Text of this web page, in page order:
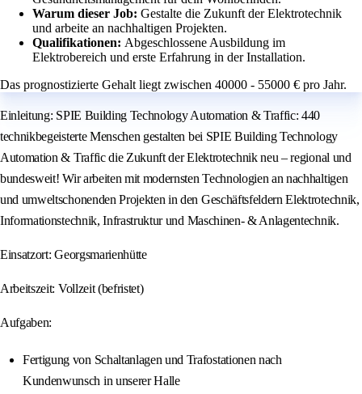
Warum dieser Job: Gestalte die Zukunft der Elektrotechnik
und arbeite an nachhaltigen Projekten.
Qualifikationen: Abgeschlossene Ausbildung im
Elektrobereich und erste Erfahrung in der Installation.
Das prognostizierte Gehalt liegt zwischen 40000 - 55000 € pro Jahr.
Einleitung: SPIE Building Technology Automation & Traffic: 440
technikbegeisterte Menschen gestalten bei SPIE Building Technology
Automation & Traffic die Zukunft der Elektrotechnik neu – regional und
bundesweit! Wir arbeiten mit modernsten Technologien an nachhaltigen
und umweltschonenden Projekten in den Geschäftsfeldern Elektrotechnik,
Informationstechnik, Infrastruktur und Maschinen- & Anlagentechnik.
Einsatzort: Georgsmarienhütte
Arbeitszeit: Vollzeit (befristet)
Aufgaben:
Fertigung von Schaltanlagen und Trafostationen nach
Kundenwunsch in unserer Halle